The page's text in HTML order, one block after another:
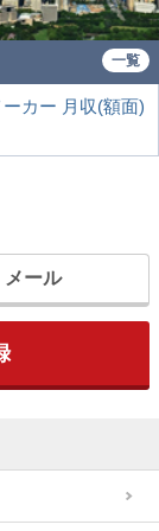
一覧
カー 月収(額面)
メール